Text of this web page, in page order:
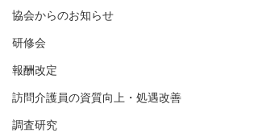
協会からのお知らせ
研修会
報酬改定
訪問介護員の資質向上・処遇改善
調査研究